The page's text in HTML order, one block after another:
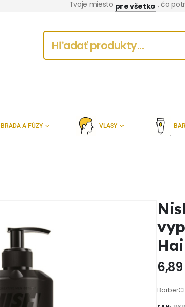
Tvoje miesto pre všetko , čo
BRADA A FÚZY VLASY
6,89